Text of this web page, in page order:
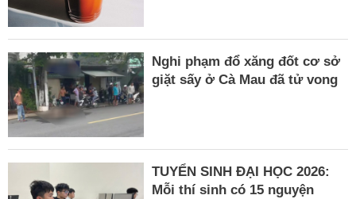
Nghi phạm đổ xăng đốt cơ sở
giặt sấy ở Cà Mau đã tử vong
TUYỂN SINH ĐẠI HỌC 2026:
Mỗi thí sinh có 15 nguyện